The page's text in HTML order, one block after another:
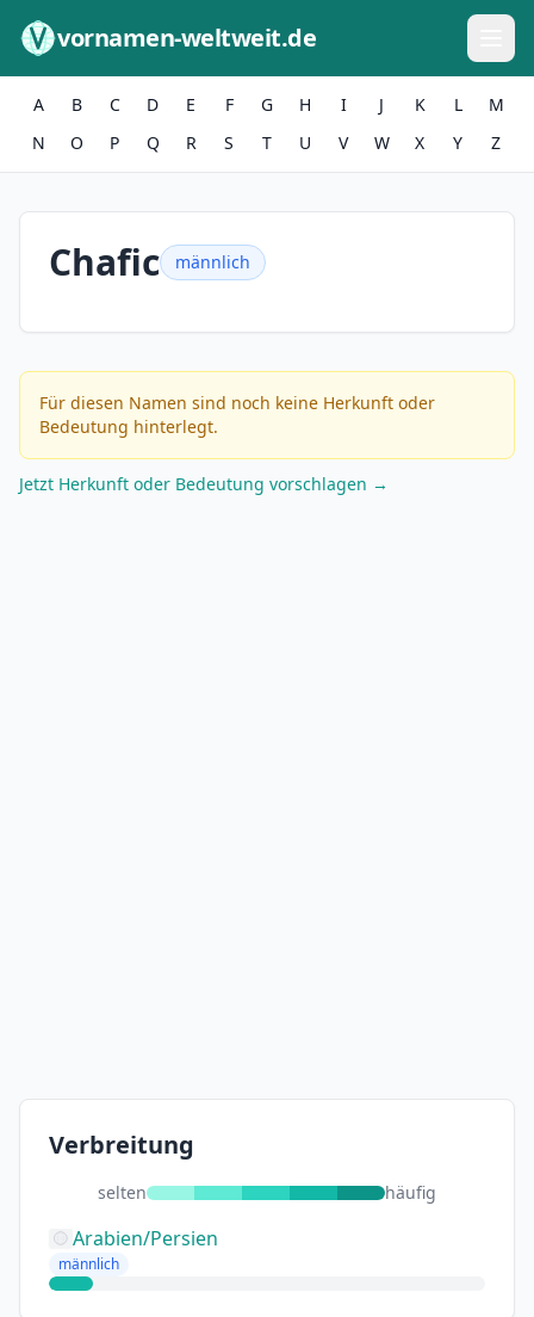
vornamen-weltweit.de
A B C D E F G H I J K L
M
N
O P Q R S T U V W X Y Z
Chafic männlich
Für diesen Namen sind noch keine Herkunft oder
Bedeutung hinterlegt.
Jetzt Herkunft oder Bedeutung vorschlagen →
Verbreitung
selten häufig
Arabien/Persien
männlich